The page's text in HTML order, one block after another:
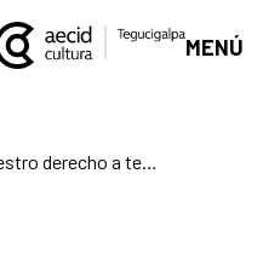
MENÚ
Ponete Pilas reforzando nuestro derecho a tener derechos